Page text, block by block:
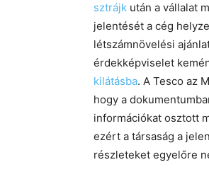
sztrájk után a vállalat
jelentését a cég
létszámnövelési
érdekképviselet
kilátásba. A Tesco az
hogy a
információkat osztott
ezért a társaság a
részleteket egyelőre